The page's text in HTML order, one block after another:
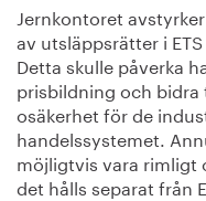
Jernkontoret
av utsläppsrätter i
Detta skulle påverka
prisbildning och
osäkerhet för de
handelssystemet.
möjligtvis vara rimligt
det hålls separat från